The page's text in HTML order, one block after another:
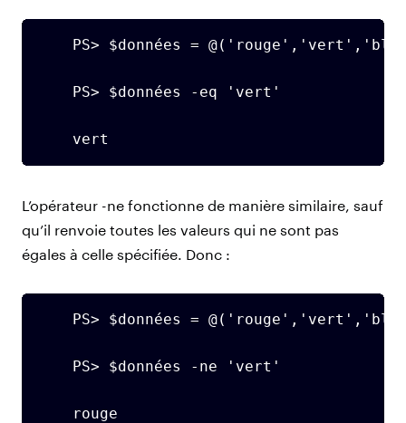
PS> $données =
PS> $données -eq 'vert'
vert
L’opérateur -ne fonctionne de manière similaire, sauf
qu’il renvoie toutes les valeurs qui ne sont pas
égales à celle spécifiée. Donc :
PS> $données =
PS> $données -ne 'vert'
rouge